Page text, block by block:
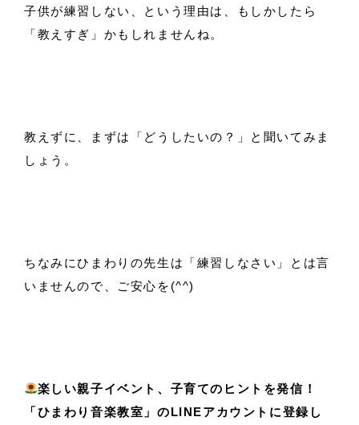
子供が練習しない、という理由は、もしかしたら
「教えすぎ」かもしれませんね。
教えずに、まずは「どうしたいの？」と聞いてみま
しょう。
ちなみにひまわりの先生は「練習しなさい」とは言
いませんので、ご安心を(^^)
楽しい親子イベント、子育てのヒントを発信！
「ひまわり音楽教室」のLINEアカウントに登録し